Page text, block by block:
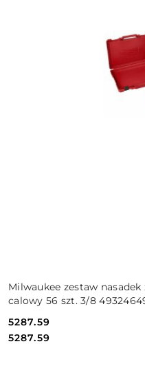
Milwaukee zestaw
calowy 56 szt. 3/8
Cena:
5287.59
Cena:
5287.59